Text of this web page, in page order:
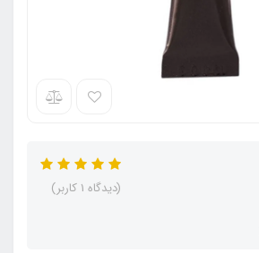
(دیدگاه 1 کاربر)